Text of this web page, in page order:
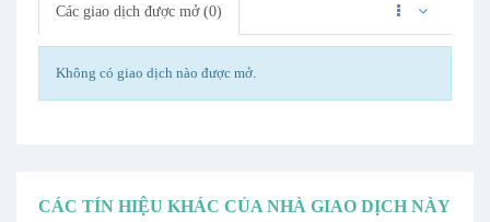
Các giao dịch được mở (0)
Không có giao dịch nào được mở.
CÁC TÍN HIỆU KHÁC CỦA NHÀ GIAO DỊCH NÀY